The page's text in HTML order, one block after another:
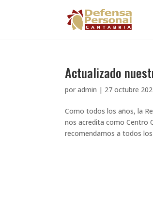
Actualizado
poradmin | 27 octubre
Como todos los años, la
nos acredita como Centro
recomendamos a todos